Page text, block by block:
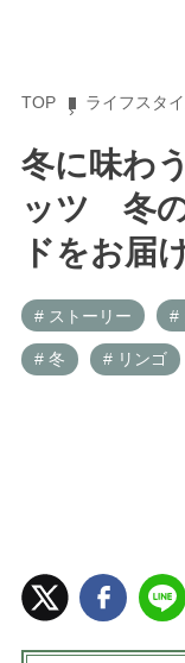
TOP ライフスタ
冬に味わ
ッツ 冬
ドをお届
# ストーリー #
# 冬 # リンゴ